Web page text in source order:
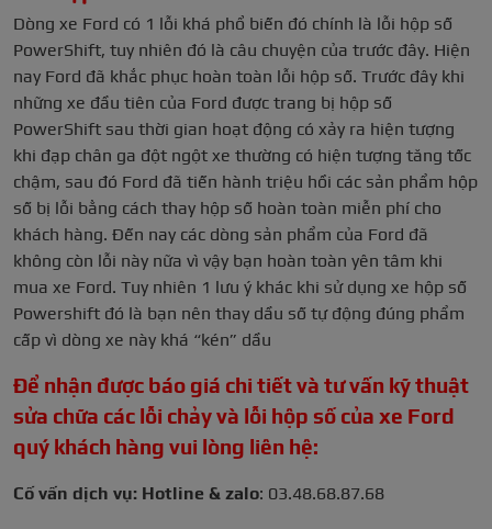
Dòng xe Ford có 1 lỗi khá phổ biến đó chính là lỗi hộp số
PowerShift, tuy nhiên đó là câu chuyện của trước đây. Hiện
nay Ford đã khắc phục hoàn toàn lỗi hộp số. Trước đây khi
những xe đầu tiên của Ford được trang bị hộp số
PowerShift sau thời gian hoạt động có xảy ra hiện tượng
khi đạp chân ga đột ngột xe thường có hiện tượng tăng tốc
chậm, sau đó Ford đã tiến hành triệu hồi các sản phẩm hộp
số bị lỗi bằng cách thay hộp số hoàn toàn miễn phí cho
khách hàng. Đến nay các dòng sản phẩm của Ford đã
không còn lỗi này nữa vì vậy bạn hoàn toàn yên tâm khi
mua xe Ford. Tuy nhiên 1 lưu ý khác khi sử dụng xe hộp số
Powershift đó là bạn nên thay dầu số tự động đúng phẩm
cấp vì dòng xe này khá “kén” dầu
Để nhận được báo giá chi tiết và tư vấn kỹ thuật
sửa chữa các lỗi chảy và lỗi hộp số của xe Ford
quý khách hàng vui lòng liên hệ:
Cố vấn dịch vụ: Hotline & zalo: 03.48.68.87.68